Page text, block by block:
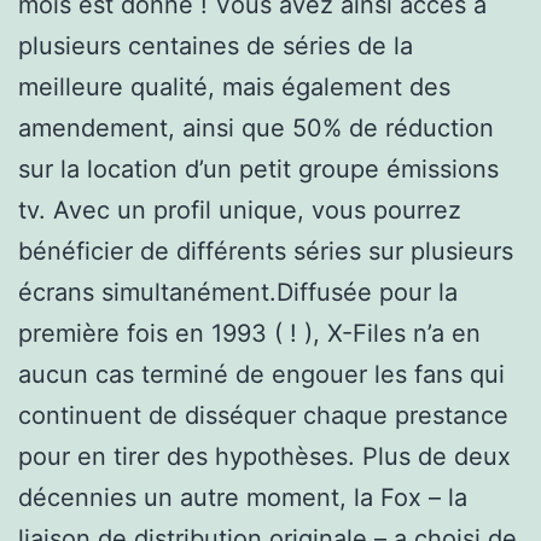
plusieurs centaines de séries de la
meilleure qualité, mais également des
amendement, ainsi que 50% de réduction
sur la location d’un petit groupe émissions
tv. Avec un profil unique, vous pourrez
bénéficier de différents séries sur plusieurs
écrans simultanément.Diffusée pour la
première fois en 1993 ( ! ), X-Files n’a en
aucun cas terminé de engouer les fans qui
continuent de disséquer chaque prestance
pour en tirer des hypothèses. Plus de deux
décennies un autre moment, la Fox – la